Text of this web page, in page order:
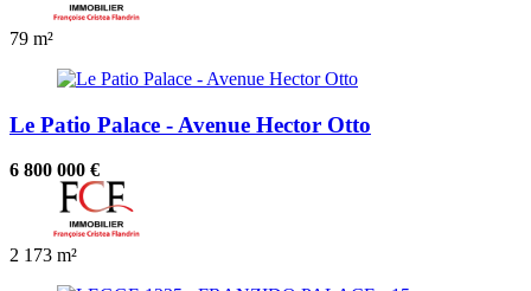
79 m²
Le Patio Palace - Avenue Hector Otto
6 800 000 €
2 173 m²